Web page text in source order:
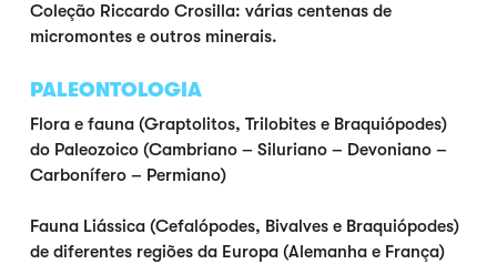
Coleção Riccardo Crosilla: várias centenas de
micromontes e outros minerais.
PALEONTOLOGIA
Flora e fauna (Graptolitos, Trilobites e Braquiópodes)
do Paleozoico (Cambriano – Siluriano – Devoniano –
Carbonífero – Permiano)
Fauna Liássica (Cefalópodes, Bivalves e Braquiópodes)
de diferentes regiões da Europa (Alemanha e França)